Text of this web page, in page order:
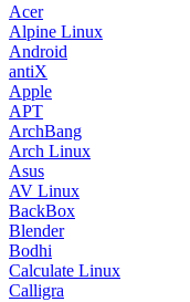
Acer
Alpine Linux
Android
antiX
Apple
APT
ArchBang
Arch Linux
Asus
AV Linux
BackBox
Blender
Bodhi
Calculate Linux
Calligra